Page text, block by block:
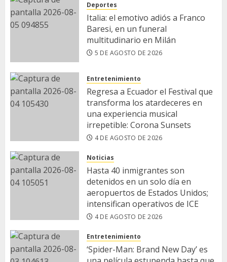
Deportes
Italia: el emotivo adiós a Franco
Baresi, en un funeral
multitudinario en Milán
5 DE AGOSTO DE 2026
Entretenimiento
Regresa a Ecuador el Festival que
transforma los atardeceres en
una experiencia musical
irrepetible: Corona Sunsets
4 DE AGOSTO DE 2026
Noticias
Hasta 40 inmigrantes son
detenidos en un solo día en
aeropuertos de Estados Unidos;
intensifican operativos de ICE
4 DE AGOSTO DE 2026
Entretenimiento
‘Spider-Man: Brand New Day’ es